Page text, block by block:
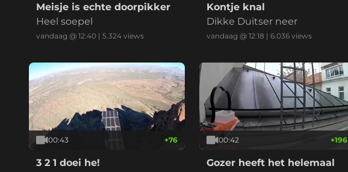
Meisje is echte doorpikker
Heel soepel
vandaag @ 12:40 | 5.324 views
Kontje knal
Dikke Duitser neer
vandaag @ 12:18 | 6.036views
00:43 +76
3 2 1 doei he!
00:42 +196
Gozer heeft het helemaal